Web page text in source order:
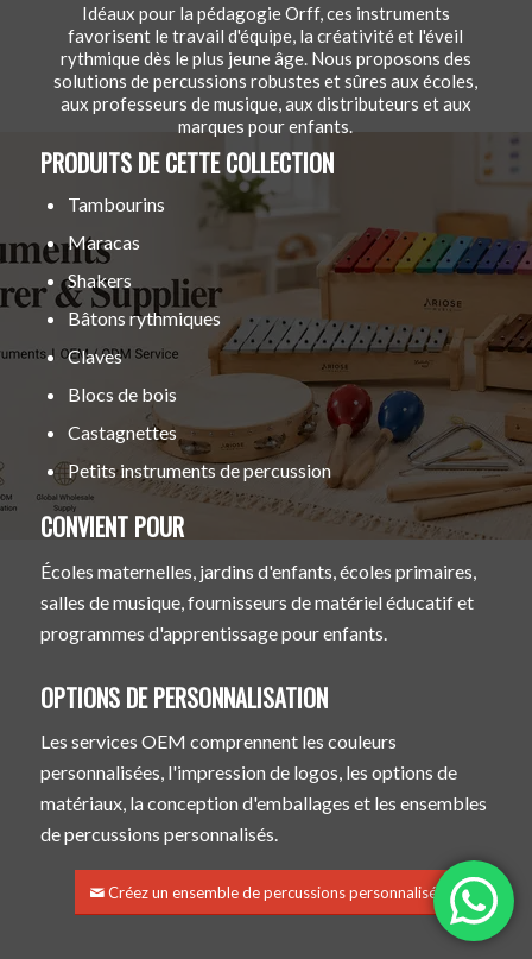
Idéaux pour la pédagogie Orff, ces instruments
favorisent le travail d'équipe, la créativité et l'éveil
rythmique dès le plus jeune âge. Nous proposons des
solutions de percussions robustes et sûres aux écoles,
aux professeurs de musique, aux distributeurs et aux
marques pour enfants.
PRODUITS DE CETTE COLLECTION
Tambourins
Maracas
Shakers
Bâtons rythmiques
Claves
Blocs de bois
Castagnettes
Petits instruments de percussion
CONVIENT POUR
Écoles maternelles, jardins d'enfants, écoles primaires,
salles de musique, fournisseurs de matériel éducatif et
programmes d'apprentissage pour enfants.
OPTIONS DE PERSONNALISATION
Les services OEM comprennent les couleurs
personnalisées, l'impression de logos, les options de
matériaux, la conception d'emballages et les ensembles
de percussions personnalisés.
Créez un ensemble de percussions personnalisé